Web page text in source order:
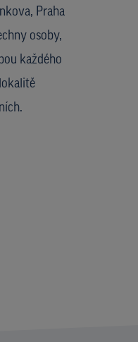
Praha
osoby,
každého